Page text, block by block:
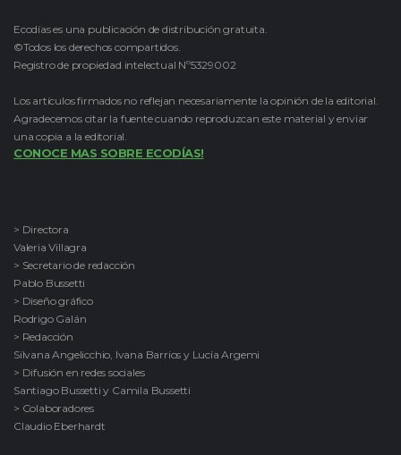
Ecodías es una publicación de distribución gratuita.
©Todos los derechos compartidos.
Registro de propiedad intelectual Nº5329002
Los artículos firmados no reflejan necesariamente la opinión de la editorial.
Agradecemos citar la fuente cuando reproduzcan este material y enviar
una copia a la editorial.
CONOCE MAS SOBRE ECODÍAS!
> Directora
Valeria Villagra
> Secretario de redacción
Pablo Bussetti
> Diseño gráfico
Rodrigo Galán
> Redacción
Silvana Angelicchio, Ivana Barrios y Lucía Argemi
> Difusión en redes sociales
Santiago Bussetti y Camila Bussetti
> Colaboradores
Claudio Eberhardt